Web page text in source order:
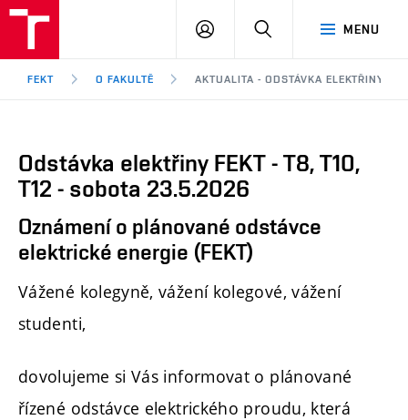
Brno
MENU
PŘIHLÁSIT
FEKT O FAKULTĚ AKTUALITA - ODSTÁVKA ELEKTŘINY
Odstávka elektřiny FEKT - T8, T10,
T12 - sobota 23.5.2026
Oznámení o plánované odstávce
elektrické energie (FEKT)
Vážené kolegyně, vážení kolegové, vážení
studenti,
dovolujeme si Vás informovat o plánované
řízené odstávce elektrického proudu, která